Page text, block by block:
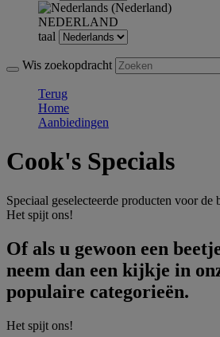
NEDERLAND
taal
Wis zoekopdracht
Terug
Home
Aanbiedingen
Cook's Specials
Speciaal geselecteerde producten voor de
Het spijt ons!
Of als u gewoon een
neem dan een kijkje in
populaire categorieën.
Het spijt ons!